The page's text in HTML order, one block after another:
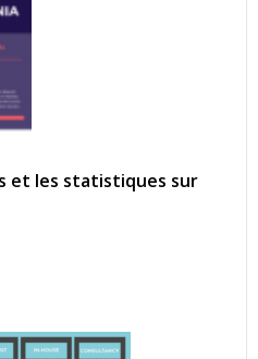
et les statistiques sur